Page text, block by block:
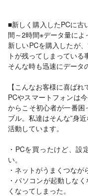
■新しく購入したPCに古
間～2時間※データ量によ
新しいPCを購入したが
トが残ってしまっている
そんな時も迅速にデータ
【こんなお客様に喜ばれ
PCやスマートフォンは
からこそ初心者が一番困
ブル。私達はそんな”身
活動しています。
・PCを買ったけど、
い。
・ネットがうまくつなが
・パソコンが起動しな
くなってしまった。